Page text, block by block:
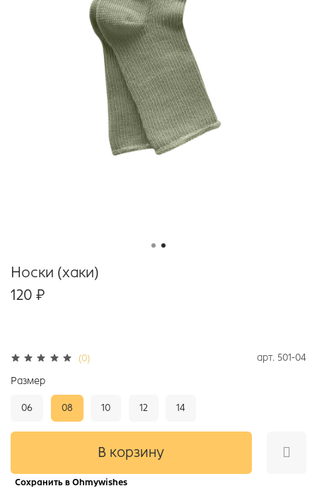
(0) арт. 501-04
Носки (хаки)
120 ₽
В корзину
Сохранить в Ohmywishes
Размер
06 08 10 12 14